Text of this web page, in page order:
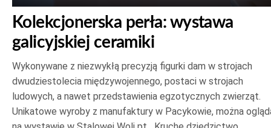
Kolekcjonerska perła: wystawa
galicyjskiej ceramiki
Wykonywane z niezwykłą precyzją figurki dam w strojach
dwudziestolecia międzywojennego, postaci w strojach
ludowych, a nawet przedstawienia egzotycznych zwierząt.
Unikatowe wyroby z manufaktury w Pacykowie, można